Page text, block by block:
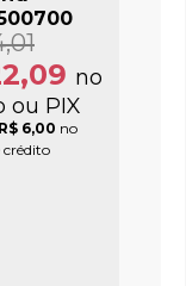
no
ou PIX
R$ 6,00 no
crédito